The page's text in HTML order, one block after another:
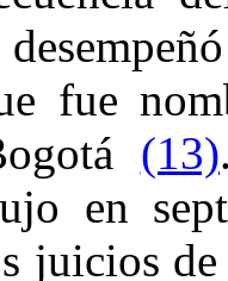
fue
(13)
en
juicios